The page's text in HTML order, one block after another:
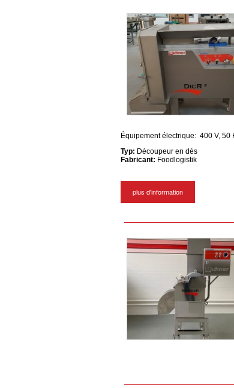
Équipement électrique: 400 V, 50
Typ: Découpeur en dés
Fabricant: Foodlogistik
plus d'information